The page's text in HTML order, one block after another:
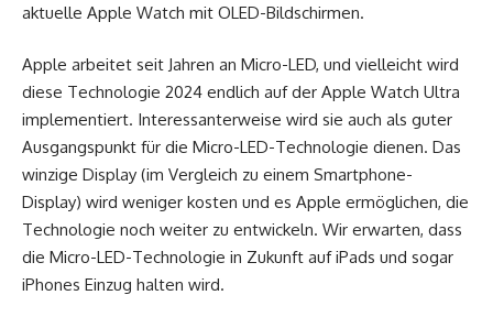
aktuelle Apple Watch mit OLED-Bildschirmen.
Apple arbeitet seit Jahren an Micro-LED, und vielleicht wird
diese Technologie 2024 endlich auf der Apple Watch Ultra
implementiert. Interessanterweise wird sie auch als guter
Ausgangspunkt für die Micro-LED-Technologie dienen. Das
winzige Display (im Vergleich zu einem Smartphone-
Display) wird weniger kosten und es Apple ermöglichen, die
Technologie noch weiter zu entwickeln. Wir erwarten, dass
die Micro-LED-Technologie in Zukunft auf iPads und sogar
iPhones Einzug halten wird.